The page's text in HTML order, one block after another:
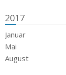
2017
Januar
Mai
August